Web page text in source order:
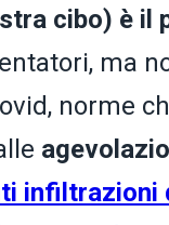
cibo) è il
ma
norme
infiltrazioni